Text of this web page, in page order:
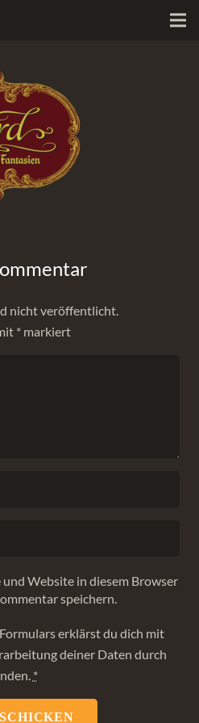
nicht veröffentlicht.
* markiert
Website in diesem Browser
speichern.
erklärst du dich mit
deiner Daten durch
*